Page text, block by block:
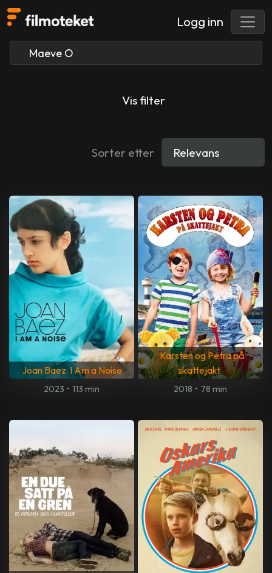
Logg inn
Vis filter
Sorter etter
Joan Baez: I Am a Noise
2023 • 113 min
Karsten og Petra på
skattejakt
2018 • 78 min